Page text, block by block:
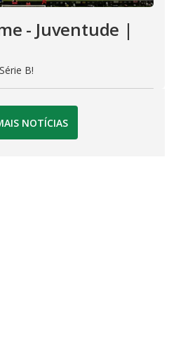
- Juventude |
B!
NOTÍCIAS